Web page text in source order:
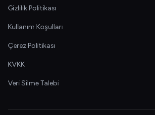
Gizlilik Politikası
Kullanım Koşulları
Çerez Politikası
KVKK
Veri Silme Talebi